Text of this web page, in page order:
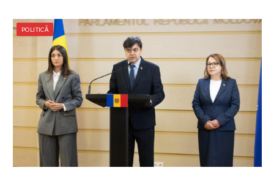
POLITICĂ